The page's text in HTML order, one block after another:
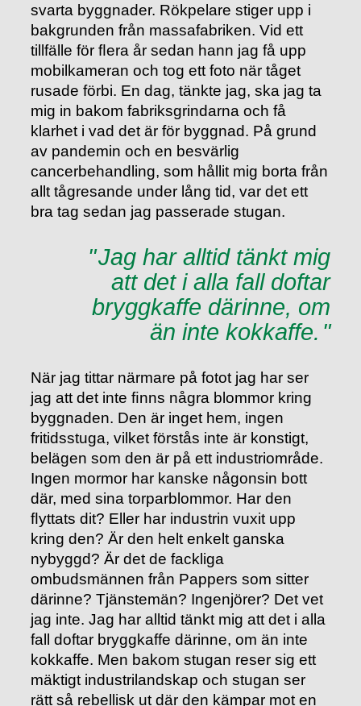
svarta byggnader. Rökpelare stiger upp i
bakgrunden från massafabriken. Vid ett
tillfälle för ﬂera år sedan hann jag få upp
mobilkameran och tog ett foto när tåget
rusade förbi. En dag, tänkte jag, ska jag ta
mig in bakom fabriksgrindarna och få
klarhet i vad det är för byggnad. På grund
av pandemin och en besvärlig
cancerbehandling, som hållit mig borta från
allt tågresande under lång tid, var det ett
bra tag sedan jag passerade stugan.
Jag har alltid tänkt mig
att det i alla fall doftar
bryggkaffe därinne, om
än inte kokkaffe.
När jag tittar närmare på fotot jag har ser
jag att det inte ﬁnns några blommor kring
byggnaden. Den är inget hem, ingen
fritidsstuga, vilket förstås inte är konstigt,
belägen som den är på ett industriområde.
Ingen mormor har kanske någonsin bott
där, med sina torparblommor. Har den
ﬂyttats dit? Eller har industrin vuxit upp
kring den? Är den helt enkelt ganska
nybyggd? Är det de fackliga
ombudsmännen från Pappers som sitter
därinne? Tjänstemän? Ingenjörer? Det vet
jag inte. Jag har alltid tänkt mig att det i alla
fall doftar bryggkaffe därinne, om än inte
kokkaffe. Men bakom stugan reser sig ett
mäktigt industrilandskap och stugan ser
rätt så rebellisk ut där den kämpar mot en